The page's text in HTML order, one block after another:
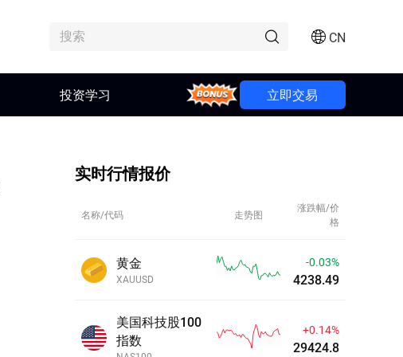
CN
投资学习 Bonus 立即交易
实时行情报价
名称/代码 走势图
涨跌幅/价
格
黄金
XAUUSD
-0.02%
4238.54
美国科技股100
指数
+0.14%
29424.3